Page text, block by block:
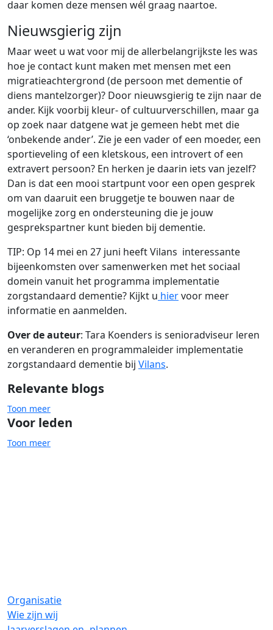
daar komen deze mensen wél graag naartoe.
Nieuwsgierig zijn
Maar weet u wat voor mij de allerbelangrijkste les was
hoe je contact kunt maken met mensen met een
migratieachtergrond (de persoon met dementie of
diens mantelzorger)? Door nieuwsgierig te zijn naar de
ander. Kijk voorbij kleur- of cultuurverschillen, maar ga
op zoek naar datgene wat je gemeen hebt met die
‘onbekende ander’. Zie je een vader of een moeder, een
sportieveling of een kletskous, een introvert of een
extravert persoon? En herken je daarin iets van jezelf?
Dan is dat een mooi startpunt voor een open gesprek
om van daaruit een bruggetje te bouwen naar de
mogelijke zorg en ondersteuning die je jouw
gesprekspartner kunt bieden bij dementie.
TIP: Op 14 mei en 27 juni heeft Vilans interessante
bijeenkomsten over samenwerken met het sociaal
domein vanuit het programma implementatie
zorgstandaard dementie? Kijkt u hiervoor meer
informatie en aanmelden.
Over de auteur: Tara Koenders is senioradviseur leren
en veranderen en programmaleider implementatie
zorgstandaard dementie bij Vilans.
Relevante blogs
Toon meer
Voor leden
Toon meer
Organisatie
Wie zijn wij